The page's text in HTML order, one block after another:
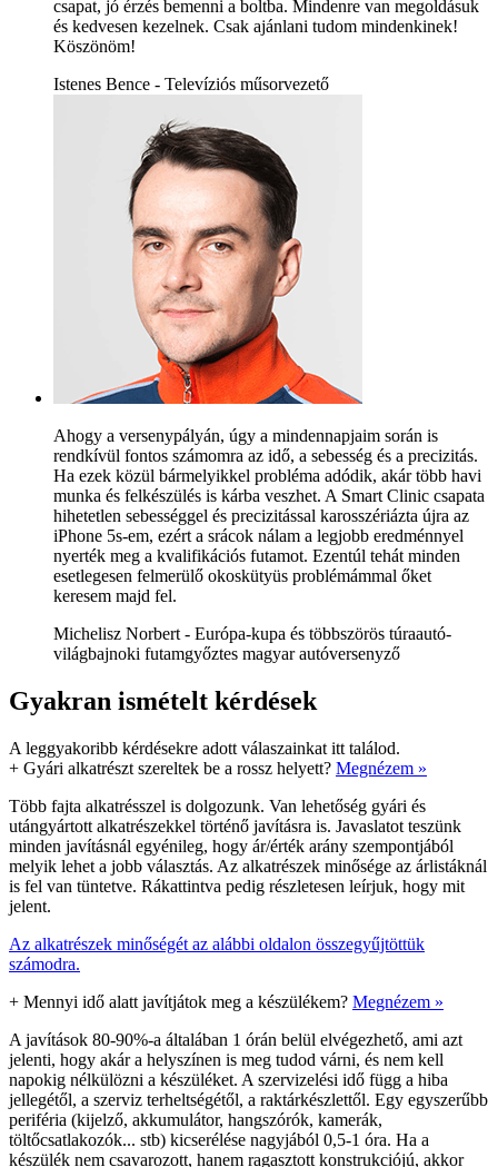
csapat, jó érzés bemenni a boltba. Mindenre van megoldásuk
és kedvesen kezelnek. Csak ajánlani tudom mindenkinek!
Köszönöm!
Istenes Bence - Televíziós műsorvezető
Ahogy a versenypályán, úgy a mindennapjaim során is
rendkívül fontos számomra az idő, a sebesség és a precizitás.
Ha ezek közül bármelyikkel probléma adódik, akár több havi
munka és felkészülés is kárba veszhet. A Smart Clinic csapata
hihetetlen sebességgel és precizitással karosszériázta újra az
iPhone 5s-em, ezért a srácok nálam a legjobb eredménnyel
nyerték meg a kvalifikációs futamot. Ezentúl tehát minden
esetlegesen felmerülő okoskütyüs problémámmal őket
keresem majd fel.
Michelisz Norbert - Európa-kupa és többszörös túraautó-
világbajnoki futamgyőztes magyar autóversenyző
Gyakran ismételt kérdések
A leggyakoribb kérdésekre adott válaszainkat itt találod.
+ Gyári alkatrészt szereltek be a rossz helyett? Megnézem »
Több fajta alkatrésszel is dolgozunk. Van lehetőség gyári és
utángyártott alkatrészekkel történő javításra is. Javaslatot teszünk
minden javításnál egyénileg, hogy ár/érték arány szempontjából
melyik lehet a jobb választás. Az alkatrészek minősége az árlistáknál
is fel van tüntetve. Rákattintva pedig részletesen leírjuk, hogy mit
jelent.
Az alkatrészek minőségét az alábbi oldalon összegyűjtöttük
számodra.
+ Mennyi idő alatt javítjátok meg a készülékem? Megnézem »
A javítások 80-90%-a általában 1 órán belül elvégezhető, ami azt
jelenti, hogy akár a helyszínen is meg tudod várni, és nem kell
napokig nélkülözni a készüléket. A szervizelési idő függ a hiba
jellegétől, a szerviz terheltségétől, a raktárkészlettől. Egy egyszerűbb
periféria (kijelző, akkumulátor, hangszórók, kamerák,
töltőcsatlakozók... stb) kicserélése nagyjából 0,5-1 óra. Ha a
készülék nem csavarozott, hanem ragasztott konstrukciójú, akkor